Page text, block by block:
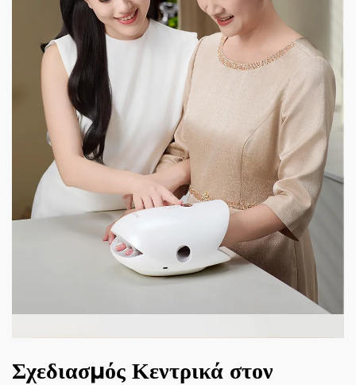
Σχεδιασμός Κεντρικά στον